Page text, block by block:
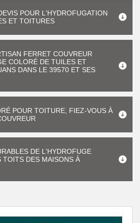
POUR L'HYDROFUGATION
ET TOITURES
FERRET COUVREUR
COLORÉ DE TUILES ET
DANS LE 39570 ET SES
POUR TOITURE, FIEZ-VOUS À
DE L'HYDROFUGE
TOITS DES MAISONS À